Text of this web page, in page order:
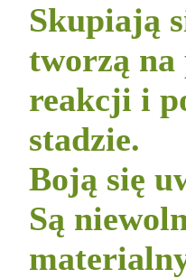
Skupiają
tworzą na
reakcji i
stadzie.
Boją się
Są